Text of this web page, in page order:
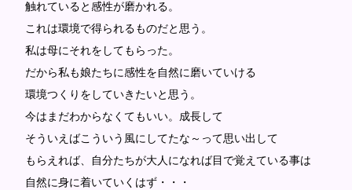
触れていると感性が磨かれる。
これは環境で得られるものだと思う。
私は母にそれをしてもらった。
だから私も娘たちに感性を自然に磨いていける
環境つくりをしていきたいと思う。
今はまだわからなくてもいい。成長して
そういえばこういう風にしてたな～って思い出して
もらえれば、自分たちが大人になれば目で覚えている事は
自然に身に着いていくはず・・・